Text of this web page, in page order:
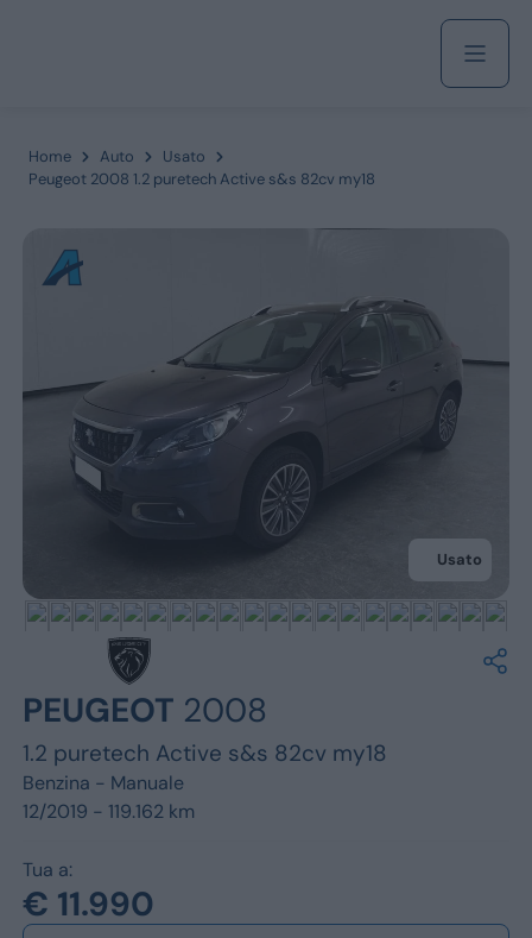
Azienda
Servizi
Marchi
Fiat
Jeep
Ford
Home Auto
Usato
Peugeot 2008 1.2 puretech Active s&s 82cv my18
Usato
PEUGEOT 2008
1.2 puretech Active s&s 82cv my18
Benzina - Manuale
12/2019 - 119.162 km
Tua a:
€ 11.990